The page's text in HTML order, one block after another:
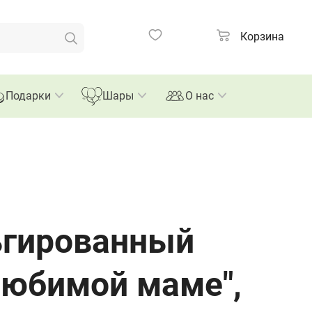
Корзина
Подарки Шары О нас
маме",